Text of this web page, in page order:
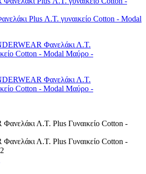
Plus Λ.Τ. γυναικείο Cotton - Modal